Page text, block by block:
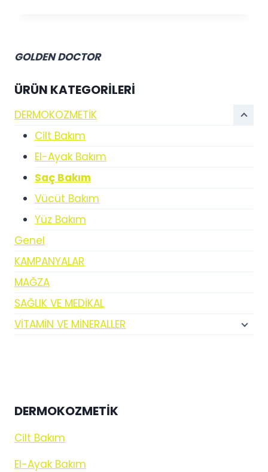
GOLDEN DOCTOR
ÜRÜN KATEGORILERI
DERMOKOZMETİK
Cilt Bakım
El-Ayak Bakım
Saç Bakım
Vücüt Bakım
Yüz Bakım
Genel
KAMPANYALAR
MAĞZA
SAĞLIK VE MEDİKAL
VİTAMİN VE MİNERALLER
DERMOKOZMETİK
Cilt Bakım
El-Ayak Bakım